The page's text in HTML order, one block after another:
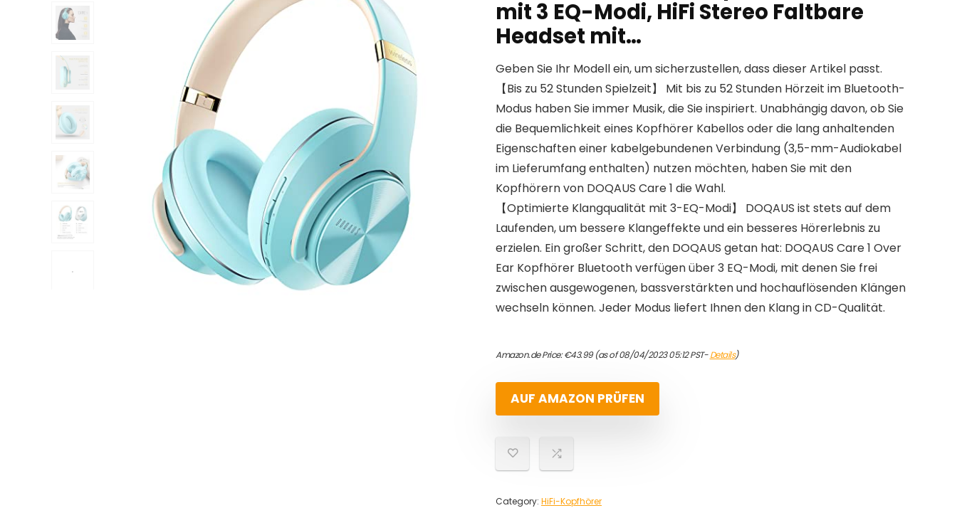
mit 3 EQ-Modi, HiFi Stereo Faltbare
Headset mit…
Geben Sie Ihr Modell ein, um sicherzustellen, dass dieser Artikel passt.
【Bis zu 52 Stunden Spielzeit】 Mit bis zu 52 Stunden Hörzeit im Bluetooth-
Modus haben Sie immer Musik, die Sie inspiriert. Unabhängig davon, ob Sie
die Bequemlichkeit eines Kopfhörer Kabellos oder die lang anhaltenden
Eigenschaften einer kabelgebundenen Verbindung (3,5-mm-Audiokabel
im Lieferumfang enthalten) nutzen möchten, haben Sie mit den
Kopfhörern von DOQAUS Care 1 die Wahl.
【Optimierte Klangqualität mit 3-EQ-Modi】 DOQAUS ist stets auf dem
Laufenden, um bessere Klangeffekte und ein besseres Hörerlebnis zu
erzielen. Ein großer Schritt, den DOQAUS getan hat: DOQAUS Care 1 Over
Ear Kopfhörer Bluetooth verfügen über 3 EQ-Modi, mit denen Sie frei
zwischen ausgewogenen, bassverstärkten und hochauflösenden Klängen
wechseln können. Jeder Modus liefert Ihnen den Klang in CD-Qualität.
Amazon.de Price:€43.99(as of 08/04/2023 05:12 PST-Details)
AUF AMAZON PRÜFEN
Category: HiFi-Kopfhörer